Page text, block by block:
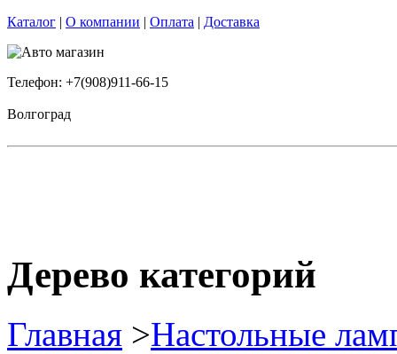
Каталог | О компании | Оплата | Доставка
Телефон: +7(908)911-66-15
Волгоград
Дерево категорий
Главная >Настольные